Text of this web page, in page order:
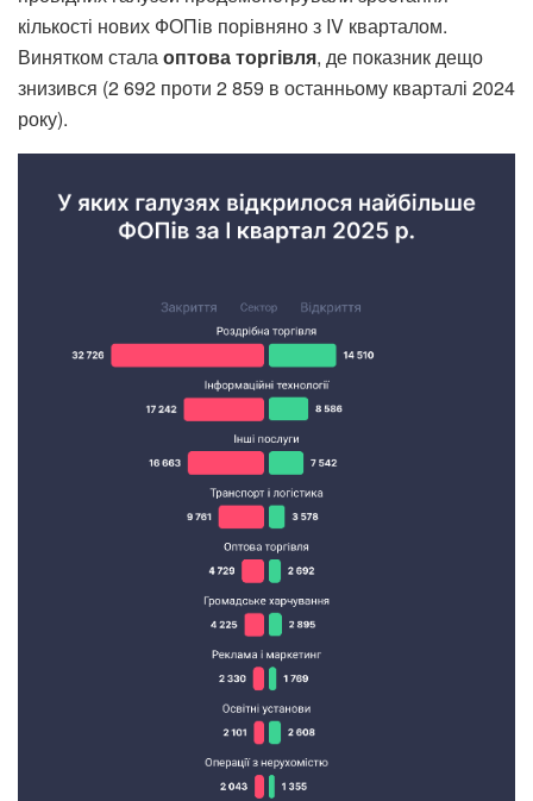
кількості нових ФОПів порівняно з IV кварталом.
Винятком стала оптова торгівля, де показник дещо
знизився (2 692 проти 2 859 в останньому кварталі 2024
року).